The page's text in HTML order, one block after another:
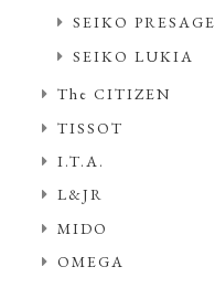
SEIKO PRESAGE
SEIKO LUKIA
The CITIZEN
TISSOT
I.T.A.
L&JR
MIDO
OMEGA